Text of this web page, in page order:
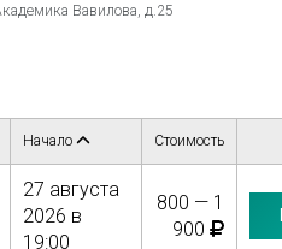
Вавилова, д.25
Начало Стоимость
27 августа
2026 в
19:00
800 — 1
900